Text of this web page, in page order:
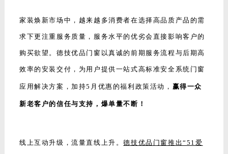
家装焕新市场中，越来越多消费者在选择高品质产品的需
求下更注重服务质量，服务水平的优劣会直接影响客户的
购买欲望。德技优品门窗以真诚的前期服务流程与后期高
效率的安装交付，为用户提供一站式高标准安全系统门窗
应用解决方案，加持5月优惠的福利政策活动， 赢得一众
新老客户的信任与支持，爆单量不断！
线上互动升级，流量直线上升。德技优品门窗推出“51爱